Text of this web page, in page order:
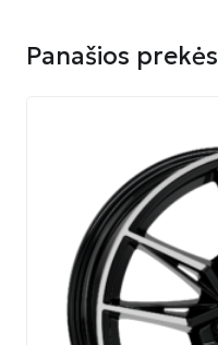
Panašios prekės